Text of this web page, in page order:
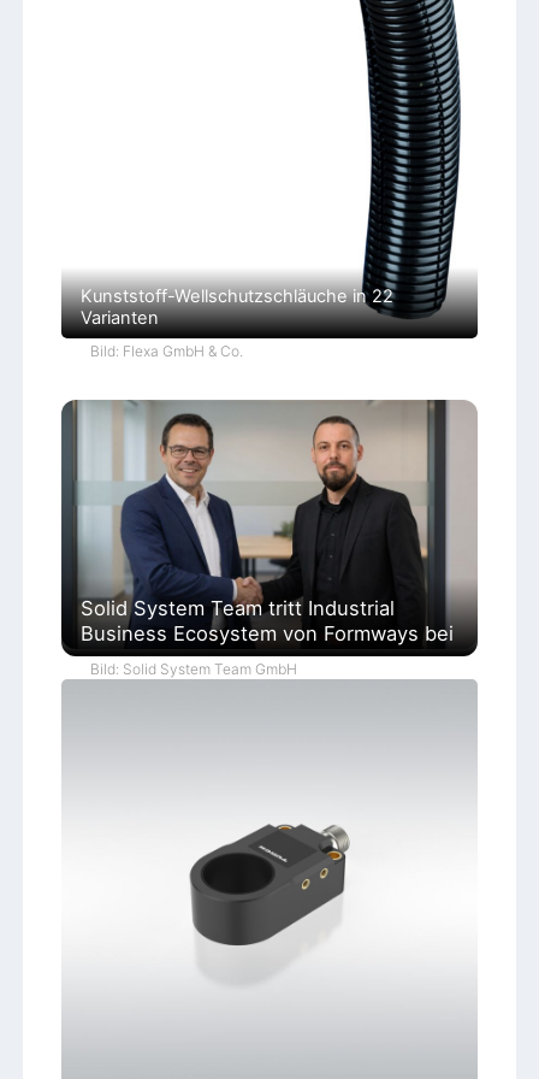
Kunststoff-Wellschutzschläuche in 22
Varianten
Bild: Flexa GmbH & Co.
Solid System Team tritt Industrial
Business Ecosystem von Formways bei
Bild: Solid System Team GmbH